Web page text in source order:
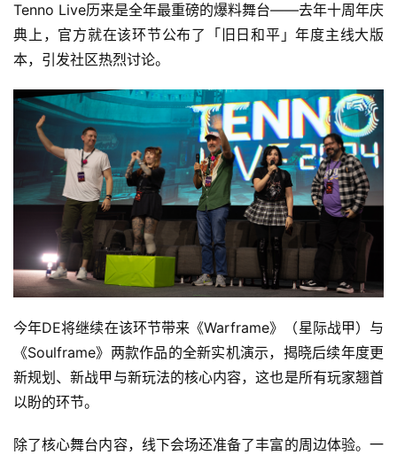
页
原
游
戏
界
手
机
戏
Tenno Live历来是全年最重磅的爆料舞台——去年十周年庆
典上，官方就在该环节公布了「旧日和平」年度主线大版
本，引发社区热烈讨论。
今年DE将继续在该环节带来《Warframe》（星际战甲）与
《Soulframe》两款作品的全新实机演示，揭晓后续年度更
新规划、新战甲与新玩法的核心内容，这也是所有玩家翘首
以盼的环节。
除了核心舞台内容，线下会场还准备了丰富的周边体验。一